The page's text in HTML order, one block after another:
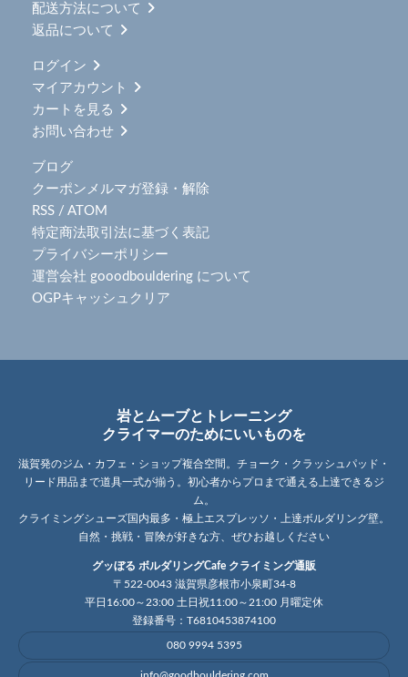
配送方法について
返品について
ログイン
マイアカウント
カートを見る
お問い合わせ
ブログ
クーポンメルマガ登録・解除
RSS / ATOM
特定商法取引法に基づく表記
プライバシーポリシー
運営会社 gooodbouldering について
OGPキャッシュクリア
岩とムーブとトレーニング
クライマーのためにいいものを
滋賀発のジム・カフェ・ショップ複合空間。チョーク・クラッシュパッド・
リード用品まで道具一式が揃う。初心者からプロまで通える上達できるジ
ム。
クライミングシューズ国内最多・極上エスプレッソ・上達ボルダリング壁。
自然・挑戦・冒険が好きな方、ぜひお越しください
グッぼる ボルダリングCafe クライミング通販
〒522-0043 滋賀県彦根市小泉町34-8
平日16:00～23:00 土日祝11:00～21:00 月曜定休
登録番号：T6810453874100
080 9994 5395